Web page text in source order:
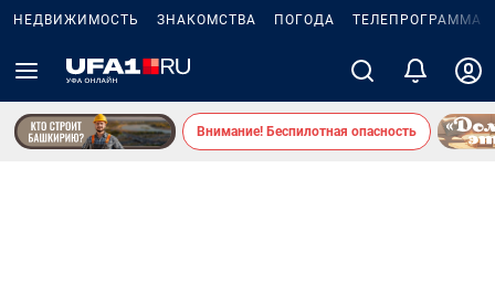
НЕДВИЖИМОСТЬ ЗНАКОМСТВА ПОГОДА ТЕЛЕПРОГРАММА
Внимание! Беспилотная опасность